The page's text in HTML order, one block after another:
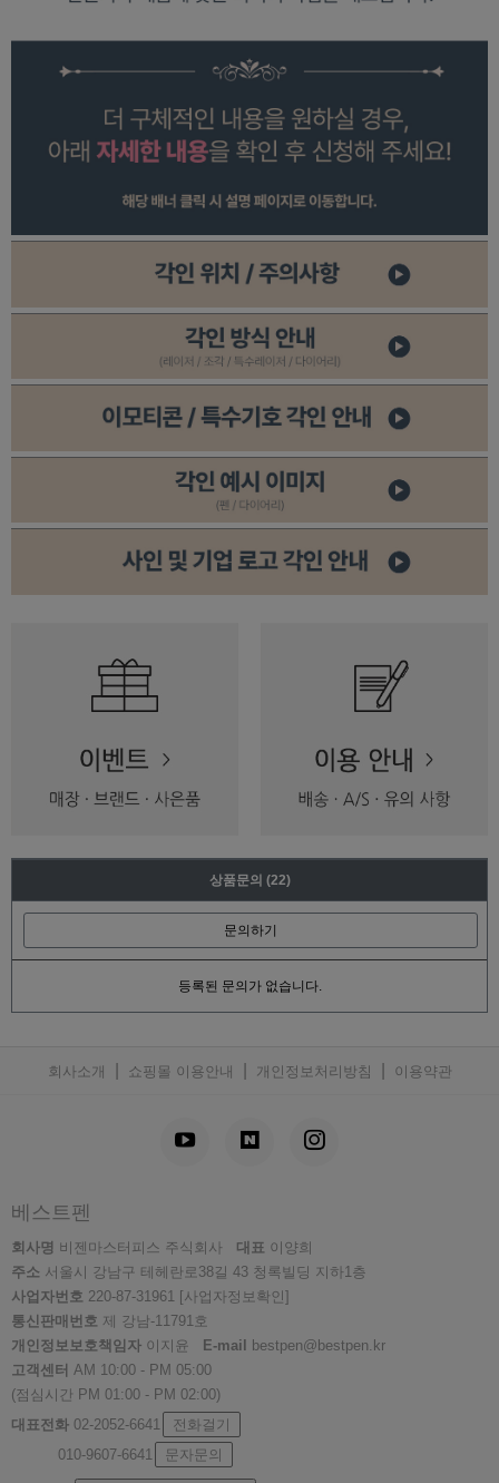
상품문의 (22)
문의하기
등록된 문의가 없습니다.
회사소개 쇼핑몰 이용안내 개인정보처리방침 이용약관
베스트펜
회사명 비젠마스터피스 주식회사 대표 이양희
주소 서울시 강남구 테헤란로38길 43 청록빌딩 지하1층
사업자번호 220-87-31961 [사업자정보확인]
통신판매번호 제 강남-11791호
개인정보보호책임자 이지윤 E-mail
bestpen@bestpen.kr
고객센터 AM 10:00 - PM 05:00
(점심시간 PM 01:00 - PM 02:00)
대표전화 02-2052-6641
전화걸기
010-9607-6641
문자문의